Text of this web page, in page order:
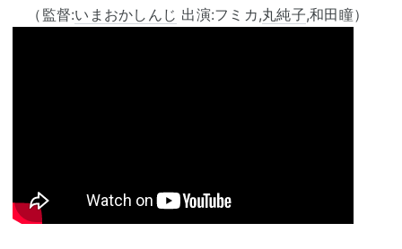
（監督:いまおかしんじ 出演:フミカ,丸純子,和田瞳）